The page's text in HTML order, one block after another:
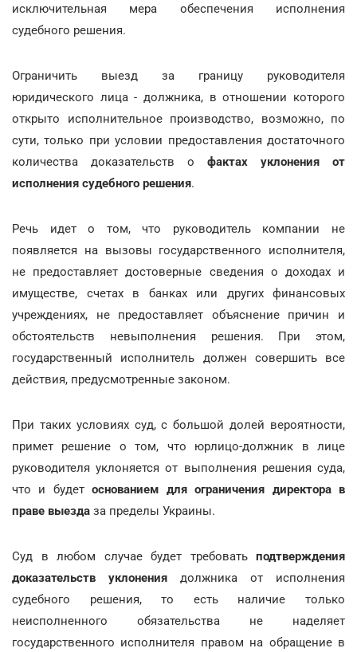
исключительная мера обеспечения исполнения
судебного решения.
Ограничить выезд за границу руководителя
юридического лица - должника, в отношении которого
открыто исполнительное производство, возможно, по
сути, только при условии предоставления достаточного
количества доказательств о фактах уклонения от
исполнения судебного решения.
Речь идет о том, что руководитель компании не
появляется на вызовы государственного исполнителя,
не предоставляет достоверные сведения о доходах и
имуществе, счетах в банках или других финансовых
учреждениях, не предоставляет объяснение причин и
обстоятельств невыполнения решения. При этом,
государственный исполнитель должен совершить все
действия, предусмотренные законом.
При таких условиях суд, с большой долей вероятности,
примет решение о том, что юрлицо-должник в лице
руководителя уклоняется от выполнения решения суда,
что и будетоснованием для ограничения директора в
праве выезда за пределы Украины.
Суд в любом случае будет требовать подтверждения
доказательств уклонения должника от исполнения
судебного решения, то есть наличие только
неисполненного обязательства не наделяет
государственного исполнителя правом на обращение в